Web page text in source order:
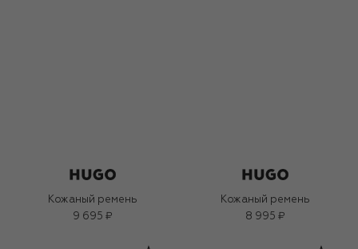
Кожаный ремень
9 695 ₽
Кожаный ремень
8 995 ₽